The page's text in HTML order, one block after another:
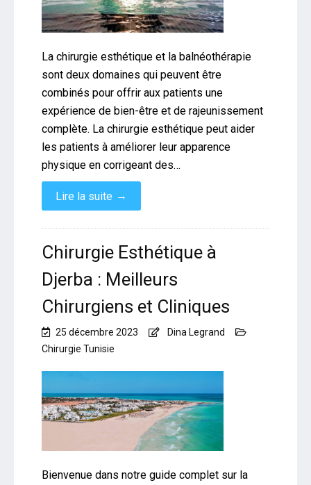
La chirurgie esthétique et la balnéothérapie
sont deux domaines qui peuvent être
combinés pour offrir aux patients une
expérience de bien-être et de rajeunissement
complète. La chirurgie esthétique peut aider
les patients à améliorer leur apparence
physique en corrigeant des…
Lire la suite →
Chirurgie Esthétique à
Djerba : Meilleurs
Chirurgiens et Cliniques
25 décembre 2023
Dina Legrand
Chirurgie Tunisie
Bienvenue dans notre guide complet sur la